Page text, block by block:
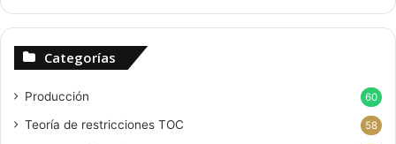
Categorías
Producción 60
Teoría de restricciones TOC 58